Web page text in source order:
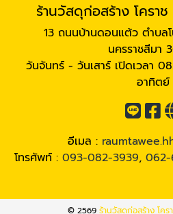
ร้านวัสดุก่อสร้าง โครา
13 ถนนบ้านดอนแต้ว ตำบล
นครราชสีมา
วันจันทร์ - วันเสาร์ เปิดเวลา
อาทิตย์
อีเมล :
โทรศัพท์ : 093-082-3939, 062-
© 2569 ร้านวัสดุก่อสร้าง โค